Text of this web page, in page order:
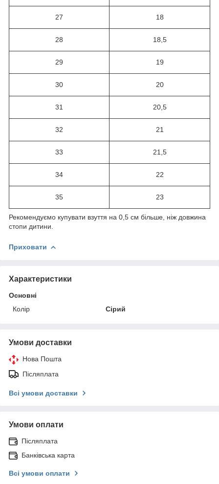
27 18
28 18,5
29 19
30 20
31 20,5
32 21
33 21,5
34 22
35 23
Рекомендуємо купувати взуття на 0,5 см більше, ніж довжина
стопи дитини.
Приховати
Характеристики
Основні
Колір
Сірий
Умови доставки
Нова Пошта
Післяплата
Всі умови доставки
Умови оплати
Післяплата
Банківська карта
Всі умови оплати